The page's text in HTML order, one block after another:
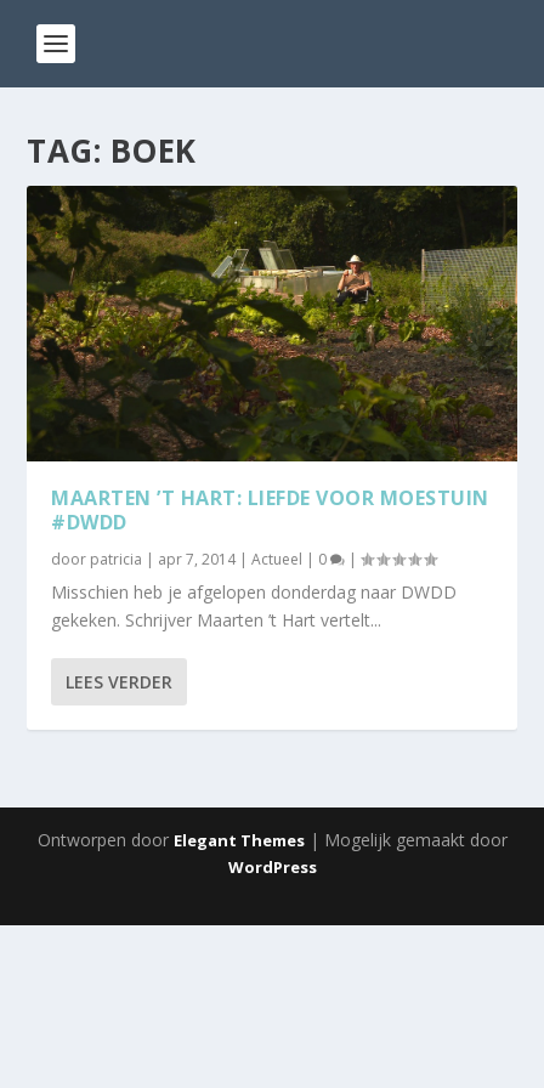
TAG: BOEK
MAARTEN ’T HART: LIEFDE VOOR MOESTUIN
#DWDD
door patricia | apr 7, 2014|Actueel | 0 |
Misschien heb je afgelopen donderdag naar DWDD
gekeken. Schrijver Maarten ’t Hart vertelt...
LEES VERDER
Ontworpen door Elegant Themes| Mogelijk gemaakt door
WordPress